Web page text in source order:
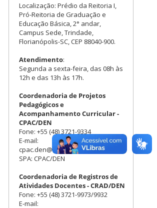
Localização: Prédio da Reitoria I,
Pró-Reitoria de Graduação e
Educação Básica, 2° andar,
Campus Sede, Trindade,
Florianópolis-SC, CEP 88040-900.
Atendimento:
Segunda a sexta-feira, das 08h às
12h e das 13h às 17h.
Coordenadoria de Projetos
Pedagógicos e
Acompanhamento Curricular -
CPAC/DEN
Fone: +55 (48) 3721-9334
E-mail:
cpac.den@contato.ufsc.br
SPA: CPAC/DEN
Coordenadoria de Registros de
Atividades Docentes - CRAD/DEN
Fone: +55 (48) 3721-9973/9932
E-mail: